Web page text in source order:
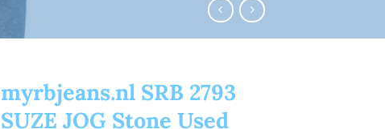
myrbjeans.nl SRB 2793
SUZE JOG Stone Used